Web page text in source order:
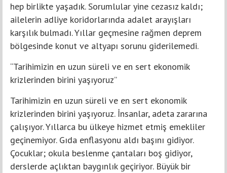
hep birlikte yaşadık. Sorumlular yine cezasız kaldı;
ailelerin adliye koridorlarında adalet arayışları
karşılık bulmadı. Yıllar geçmesine rağmen deprem
bölgesinde konut ve altyapı sorunu giderilemedi.
“Tarihimizin en uzun süreli ve en sert ekonomik
krizlerinden birini yaşıyoruz”
Tarihimizin en uzun süreli ve en sert ekonomik
krizlerinden birini yaşıyoruz. İnsanlar, adeta zararına
çalışıyor. Yıllarca bu ülkeye hizmet etmiş emekliler
geçinemiyor. Gıda enflasyonu aldı başını gidiyor.
Çocuklar; okula beslenme çantaları boş gidiyor,
derslerde açlıktan baygınlık geçiriyor. Büyük bir